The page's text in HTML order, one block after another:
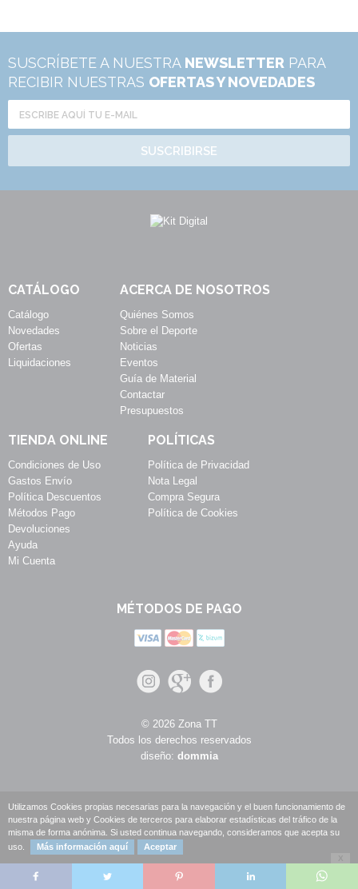
SUSCRÍBETE A NUESTRA NEWSLETTER PARA
RECIBIR NUESTRAS OFERTAS Y NOVEDADES
SUSCRIBIRSE
CATÁLOGO
Catálogo
Novedades
Ofertas
Liquidaciones
ACERCA DE NOSOTROS
Quiénes Somos
Sobre el Deporte
Noticias
Eventos
Guía de Material
Contactar
Presupuestos
TIENDA ONLINE
Condiciones de Uso
Gastos Envío
Política Descuentos
Métodos Pago
Devoluciones
Ayuda
Mi Cuenta
POLÍTICAS
Política de Privacidad
Nota Legal
Compra Segura
Política de Cookies
MÉTODOS DE PAGO
© 2026 Zona TT
Todos los derechos reservados
diseño: dommia
Utilizamos Cookies propias necesarias para la navegación y el buen funcionamiento de
nuestra página web y Cookies de terceros para elaborar estadísticas del tráfico de la
misma de forma anónima. Si usted continua navegando, consideramos que acepta su
uso.
Más información aquí Aceptar